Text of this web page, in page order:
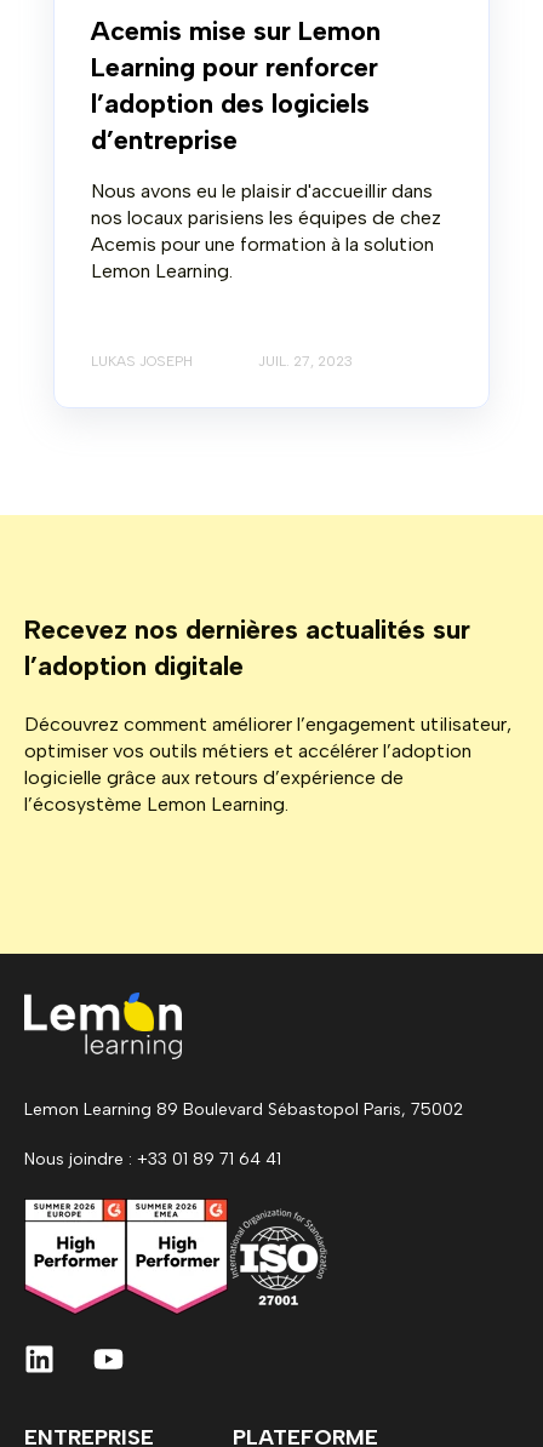
Acemis mise sur Lemon
Learning pour renforcer
l’adoption des logiciels
d’entreprise
Nous avons eu le plaisir d'accueillir dans
nos locaux parisiens les équipes de chez
Acemis pour une formation à la solution
Lemon Learning.
LUKAS JOSEPH JUIL. 27, 2023
Recevez nos dernières actualités sur
l’adoption digitale
Découvrez comment améliorer l’engagement utilisateur,
optimiser vos outils métiers et accélérer l’adoption
logicielle grâce aux retours d’expérience de
l’écosystème Lemon Learning.
Lemon Learning 89 Boulevard Sébastopol Paris, 75002
Nous joindre : +33 01 89 71 64 41
ENTREPRISE PLATEFORME